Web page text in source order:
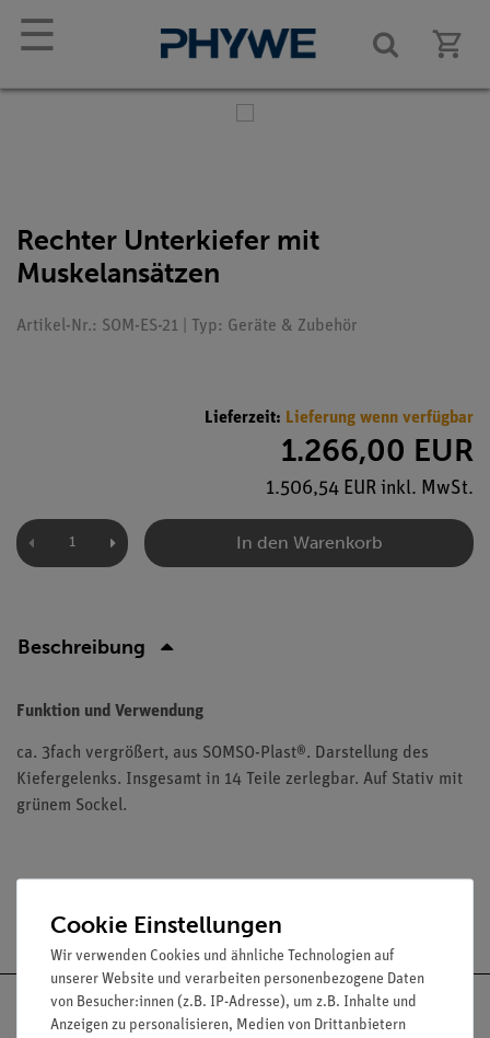
☰
Rechter Unterkiefer mit
Muskelansätzen
Artikel-Nr.: SOM-ES-21 | Typ: Geräte & Zubehör
Lieferzeit: Lieferung wenn verfügbar
1.266,00 EUR
1.506,54 EUR inkl. MwSt.
In den Warenkorb
Beschreibung
Funktion und Verwendung
ca. 3fach vergrößert, aus SOMSO-Plast®. Darstellung des
Kiefergelenks. Insgesamt in 14 Teile zerlegbar. Auf Stativ mit
grünem Sockel.
Versandkostenfrei ab 300,- €
Cookie Einstellungen
Wir verwenden Cookies und ähnliche Technologien auf
unserer Website und verarbeiten personenbezogene Daten
von Besucher:innen (z.B. IP-Adresse), um z.B. Inhalte und
Anzeigen zu personalisieren, Medien von Drittanbietern